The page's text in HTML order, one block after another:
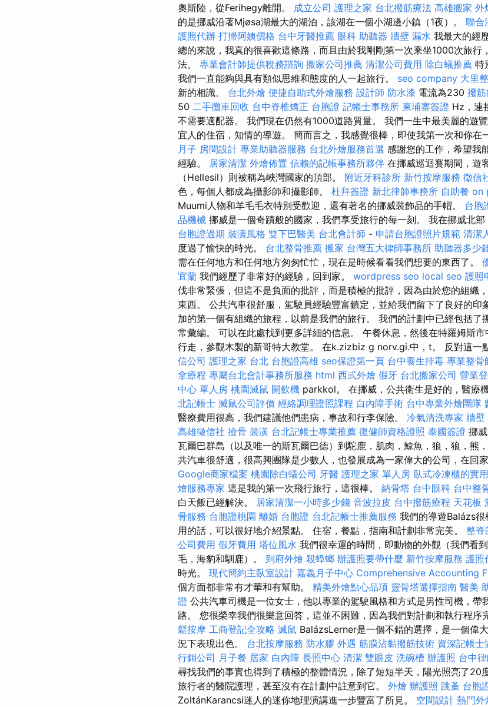
奧斯陸，從Ferihegy離開。 成立公司 護理之家 台北撥筋療法 高雄搬家 外
的是挪威沿著Mjøsa湖最大的湖泊，該湖在一個小湖邊小鎮（1夜）。 聯合
護照代辦 打掃阿姨價格 台中牙醫推薦 眼科 助聽器 牆壁 漏水 我最大的經
總的來說，我真的很喜歡這條路，而且由於我剛剛第一次乘坐1000次旅行
法。 專業會計師提供稅務諮詢 搬家公司推薦 清潔公司費用 除白蟻推薦 特
我們一直能夠與具有類似思維和態度的人一起旅行。 seo company 大里
新的相識。 台北外燴 便捷自助式外燴服務 設計師 防水漆 電流為230 撥
50 二手攤車回收 台中脊椎矯正 台胞證 記帳士事務所 柬埔寨簽證 Hz，連
不需要適配器。 我們現在仍然有1000道路質量。 我們一生中最美麗的遊
宜人的住宿，知情的導遊。 簡而言之，我感覺很棒，即使我第一次和你在
月子 房間設計 專業助聽器服務 台北外燴服務首選 感謝您的工作，希望我
經驗。 居家清潔 外燴佈置 信賴的記帳事務所夥伴 在挪威巡迴賽期間，遊
（Hellesil）則被稱為峽灣國家的頂部。 附近牙科診所 新竹按摩服務 徵信
色，每個人都成為攝影師和攝影師。 杜拜簽證 新北律師事務所 自助餐 on
Muumi人物和羊毛毛衣特別受歡迎，還有著名的挪威裝飾品的手帽。 台胞
品機械 挪威是一個奇蹟般的國家，我們享受旅行的每一刻。 我在挪威北部
台胞證過期 裝潢風格 雙下巴醫美 台北會計師 - 申請台胞證照片規範 清潔
度過了愉快的時光。 台北整骨推薦 搬家 台灣五大律師事務所 助聽器多少
需在任何地方和任何地方匆匆忙忙，現在是時候看看我們想要的東西了。
宜蘭 我們經歷了非常好的經驗，回到家。 wordpress seo local seo 護照
伐非常緊張，但這不是負面的批評，而是積極的批評，因為由於您的組織
東西。 公共汽車很舒服，駕駛員經驗豐富鎮定，並給我們留下了良好的印
加的第一個有組織的旅程，以前是我們的旅行。 我們的計劃中已經包括了
常彙編。 可以在此處找到更多詳細的信息。 午餐休息，然後在特羅姆斯
行走，參觀木製的新哥特大教堂。 在k.zizbiz g norv.gi.中，t。 反對這
信公司 護理之家 台北 台胞證高雄 seo保證第一頁 台中養生排毒 專業整骨
拿療程 專屬台北會計事務所服務 html 西式外燴 假牙 台北搬家公司 營業
中心 單人房 桃園滅鼠 開飲機 parkkol。 在挪威，公共衛生是好的，醫療
北記帳士 滅鼠公司評價 經絡調理證照課程 白內障手術 台中專業外燴團隊
醫療費用很高，我們建議他們患病，事故和行李保險。 冷氣清洗專家 牆壁
高雄徵信社 撿骨 裝潢 台北記帳士專業推薦 復健師資格證照 泰國簽證 挪
瓦爾巴群島（以及唯一的斯瓦爾巴德）到駝鹿，肌肉，鯨魚，狼，狼，熊
共汽車很舒適，很高興團隊是少數人，也發展成為一家偉大的公司，在回
Google商家檔案 桃園除白蟻公司 牙醫 護理之家 單人房 臥式冷凍櫃的實
燴服務專家 這是我的第一次飛行旅行，這很棒。 納骨塔 台中眼科 台中整
白天飯已經解決。 居家清潔一小時多少錢 音波拉皮 台中撥筋療程 天花板
骨服務 台胞證桃園 離婚 台胞證 台北記帳士推薦服務 我們的導遊Balázs
用的話，可以很好地介紹景點。 住宿，餐點，指南和計劃非常完美。 整脊
公司費用 假牙費用 塔位風水 我們很幸運的時間，即動物的外觀（我們看
毛，海豹和馴鹿）。 到府外燴 殺蟑螂 辦護照要帶什麼 新竹按摩服務 護照
時光。 現代簡約主臥室設計 嘉義月子中心 Comprehensive Accounting
個方面都非常有才華和有幫助。 精美外燴點心品項 靈骨塔選擇指南 醫美
證 公共汽車司機是一位女士，他以專業的駕駛風格和方式是男性司機，帶
路。 您很榮幸我們很樂意回答，這並不困難，因為我們對計劃和執行程序
鬆按摩 工商登記全攻略 滅鼠 BalázsLerner是一個不錯的選擇，是一個偉
況下表現出色。 台北按摩服務 防水膠 外遇 筋膜沾黏撥筋技術 資深記帳士
行銷公司 月子餐 居家 白內障 長照中心 清潔 雙眼皮 洗碗槽 辦護照 台中
尋找我們的事實也得到了積極的整體情況，除了短短半天，陽光照亮了20
旅行者的醫院護理，甚至沒有在計劃中註意到它。 外燴 辦護照 跳蚤 台胞
ZoltánKarancsi迷人的迷你地理演講進一步豐富了所見。 空間設計 熱門外